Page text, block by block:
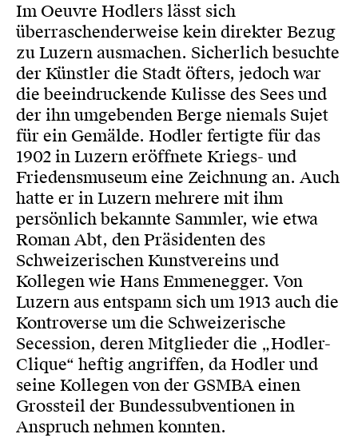
Im Oeuvre Hodlers lässt sich
überraschenderweise kein direkter Bezug
zu Luzern ausmachen. Sicherlich besuchte
der Künstler die Stadt öfters, jedoch war
die beeindruckende Kulisse des Sees und
der ihn umgebenden Berge niemals Sujet
für ein Gemälde. Hodler fertigte für das
1902 in Luzern eröffnete Kriegs- und
Friedensmuseum eine Zeichnung an. Auch
hatte er in Luzern mehrere mit ihm
persönlich bekannte Sammler, wie etwa
Roman Abt, den Präsidenten des
Schweizerischen Kunstvereins und
Kollegen wie Hans Emmenegger. Von
Luzern aus entspann sich um 1913 auch die
Kontroverse um die Schweizerische
Secession, deren Mitglieder die „Hodler-
Clique“ heftig angriffen, da Hodler und
seine Kollegen von der GSMBA einen
Grossteil der Bundessubventionen in
Anspruch nehmen konnten.